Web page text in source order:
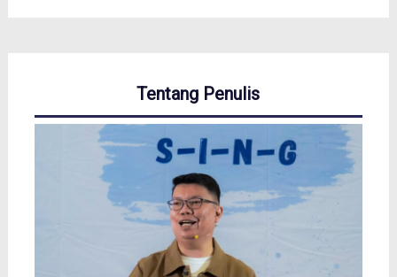
Tentang Penulis